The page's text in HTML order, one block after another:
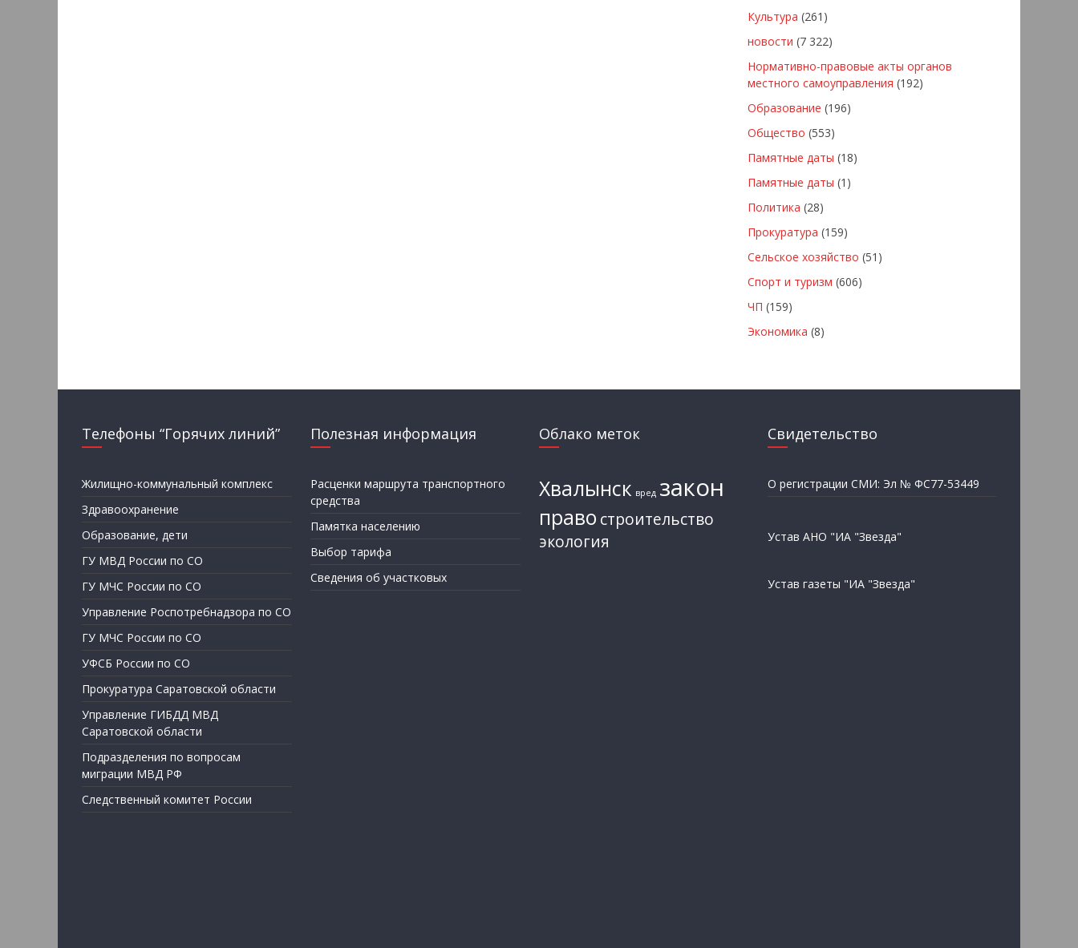
Культура (261)
новости (7 322)
Нормативно-правовые акты органов
местного самоуправления (192)
Образование (196)
Общество (553)
Памятные даты (18)
Памятные даты (1)
Политика (28)
Прокуратура (159)
Сельское хозяйство (51)
Спорт и туризм (606)
ЧП (159)
Экономика (8)
Телефоны “Горячих линий”
Жилищно-коммунальный комплекс
Здравоохранение
Образование, дети
ГУ МВД России по СО
ГУ МЧС России по СО
Управление Роспотребнадзора по СО
ГУ МЧС России по СО
УФСБ России по СО
Прокуратура Саратовской области
Управление ГИБДД МВД
Саратовской области
Подразделения по вопросам
миграции МВД РФ
Следственный комитет России
Полезная информация
Расценки маршрута транспортного
средства
Памятка населению
Выбор тарифа
Сведения об участковых
Облако меток
Хвалынск вред закон
право строительство
экология
Свидетельство
О регистрации СМИ: Эл № ФС77-53449
Устав АНО "ИА "Звезда"
Устав газеты "ИА "Звезда"